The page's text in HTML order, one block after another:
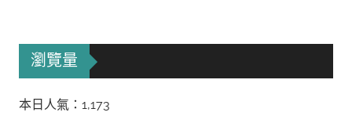
瀏覽量
本日人氣：1,173